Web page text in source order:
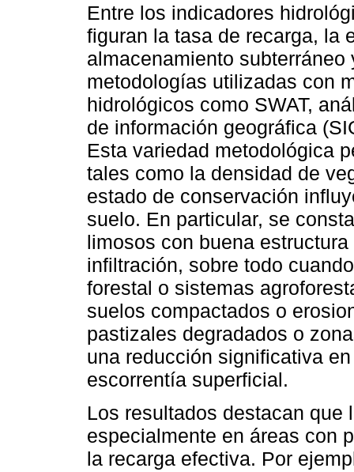
Entre los indicadores
figuran la tasa de recarga, la
almacenamiento
metodologías utilizadas con
hidrológicos como SWAT,
de información geográfica
Esta variedad metodológica
tales como la densidad de
estado de conservación
suelo. En particular, se
limosos con buena
infiltración, sobre todo
forestal o sistemas
suelos compactados o
pastizales degradados o
una reducción significativa
escorrentía superficial.
Los resultados destacan que
especialmente en áreas con
la recarga efectiva. Por